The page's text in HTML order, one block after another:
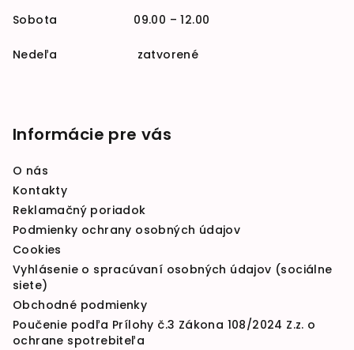
Sobota 09.00 – 12.00
Nedeľa zatvorené
Informácie pre vás
O nás
Kontakty
Reklamačný poriadok
Podmienky ochrany osobných údajov
Cookies
Vyhlásenie o spracúvaní osobných údajov (sociálne
siete)
Obchodné podmienky
Poučenie podľa Prílohy č.3 Zákona 108/2024 Z.z. o
ochrane spotrebiteľa